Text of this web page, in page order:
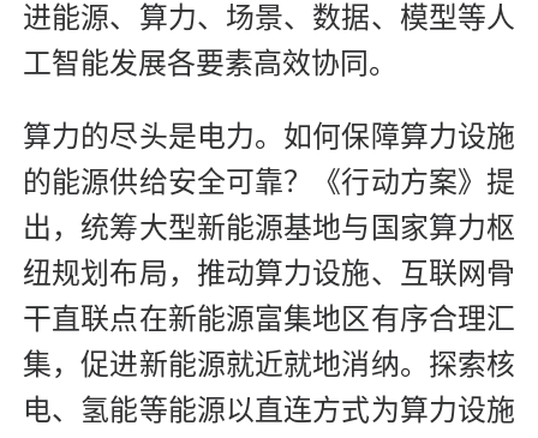
进能源、算力、场景、数据、模型等人
工智能发展各要素高效协同。
算力的尽头是电力。如何保障算力设施
的能源供给安全可靠？《行动方案》提
出，统筹大型新能源基地与国家算力枢
纽规划布局，推动算力设施、互联网骨
干直联点在新能源富集地区有序合理汇
集，促进新能源就近就地消纳。探索核
电、氢能等能源以直连方式为算力设施